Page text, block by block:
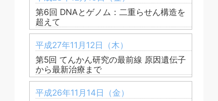
第6回 DNAとゲノム：二重らせん構造を
超えて
平成27年11月12日（木）
第5回 てんかん研究の最前線 原因遺伝子
から最新治療まで
平成26年11月14日（金）